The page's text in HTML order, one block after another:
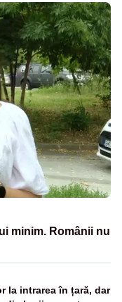
minim. Românii nu
la intrarea în țară, dar